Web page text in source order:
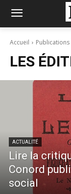
Accueil
LES
ACTUALITÉ
Lire la
Conord
social